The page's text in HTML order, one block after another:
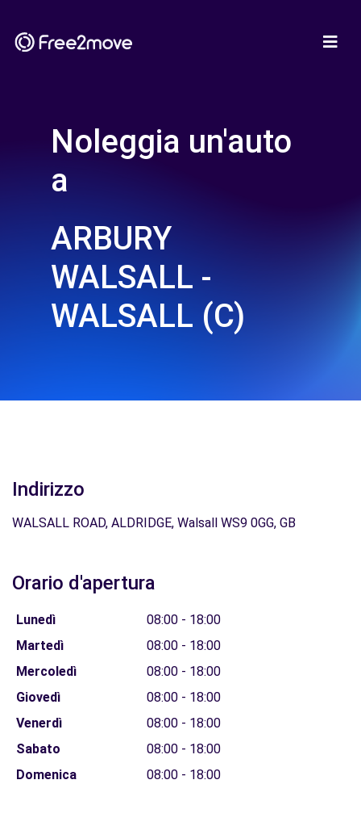
Noleggia un'auto
a
ARBURY
WALSALL -
WALSALL (C)
Indirizzo
WALSALL ROAD, ALDRIDGE, Walsall WS9 0GG, GB
Orario d'apertura
Lunedì
08:00 - 18:00
Martedì
08:00 - 18:00
Mercoledì
08:00 - 18:00
Giovedì
08:00 - 18:00
Venerdì
08:00 - 18:00
Sabato
08:00 - 18:00
Domenica
08:00 - 18:00